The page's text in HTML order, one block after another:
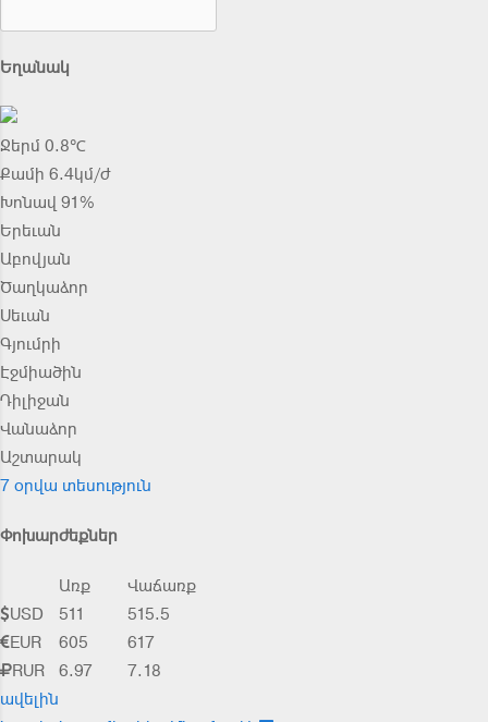
Եղանակ
Ջերմ 0.8℃
Քամի 6.4կմ/ժ
Խոնավ 91%
Երեւան
Աբովյան
Ծաղկաձոր
Սեւան
Գյումրի
Էջմիածին
Դիլիջան
Վանաձոր
Աշտարակ
7 օրվա տեսություն
Փոխարժեքներ
Առք
Վաճառք
USD
511
515.5
EUR
605
617
RUR
6.97
7.18
ավելին